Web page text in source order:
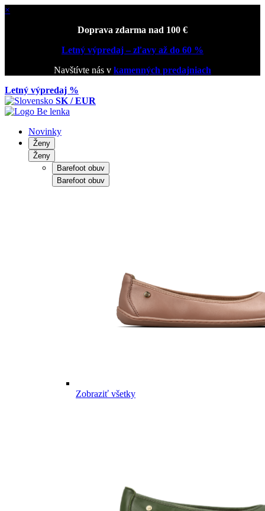
×
Doprava zdarma nad 100 €
Letný výpredaj – zľavy až do 60 %
Navštívte nás v kamenných predajniach
Letný výpredaj %
SK / EUR
Novinky
Ženy
Ženy
Barefoot obuv
Barefoot obuv
Zobraziť všetky